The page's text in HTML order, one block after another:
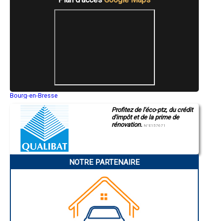
- Entreprise de rénovation immobilière à Eurre
- Entreprise de rénovation immobilière à Mollans-sur-Ouvèze
- Entreprise de rénovation immobilière à Laveyron
- Entreprise de rénovation immobilière à Eymeux
- Entreprise de rénovation immobilière à Margès
- Entreprise de rénovation immobilière à Le Poët-Laval
- Entreprise de rénovation immobilière à Tourrettes
- Entreprise de rénovation immobilière à Piégros-la-Clastre
- Entreprise de rénovation immobilière à La Bâtie-Rolland
- Entreprise de rénovation immobilière à Charmes-sur-l'Herbasse
- Entreprise de rénovation immobilière à Mirabel-et-Blacons
- Entreprise de rénovation immobilière à Cléon-d'Andran
- Entreprise de rénovation immobilière à Rochefort-Samson
- Entreprise de rénovation immobilière à Le Grand-Serre
- Entreprise de rénovation immobilière à Saint-Gervais-sur-Roubion
- Entreprise de rénovation immobilière à La Baume-de-Transit
Bourg-en-Bresse
Montluçon
Manosque
Gap
Charleville-Mézières
Pamiers
Narbonne
Profitez de l'éco-ptz, du crédit
d'impôt et de la prime de
rénovation. N°E157671
NOTRE PARTENAIRE